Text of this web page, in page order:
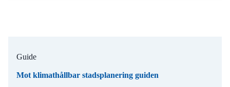
Guide
Mot klimathållbar stadsplanering guiden